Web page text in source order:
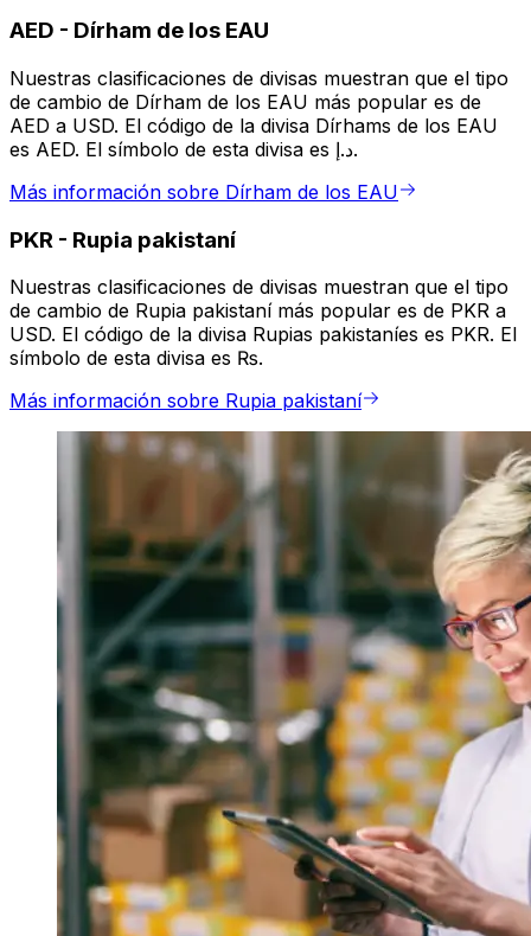
AED - Dírham de los EAU
Nuestras clasificaciones de divisas muestran que el tipo
de cambio de Dírham de los EAU más popular es de
AED a USD. El código de la divisa Dírhams de los EAU
es AED. El símbolo de esta divisa es د.إ.
Más información sobre Dírham de los EAU
PKR - Rupia pakistaní
Nuestras clasificaciones de divisas muestran que el tipo
de cambio de Rupia pakistaní más popular es de PKR a
USD. El código de la divisa Rupias pakistaníes es PKR. El
símbolo de esta divisa es ₨.
Más información sobre Rupia pakistaní